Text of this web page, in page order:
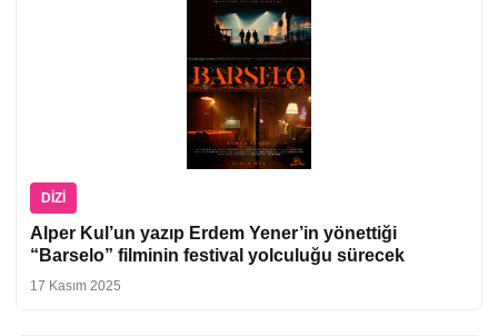
DIZI
Alper Kul’un yazıp Erdem Yener’in yönettiği
“Barselo” filminin festival yolculuğu sürecek
17 Kasım 2025